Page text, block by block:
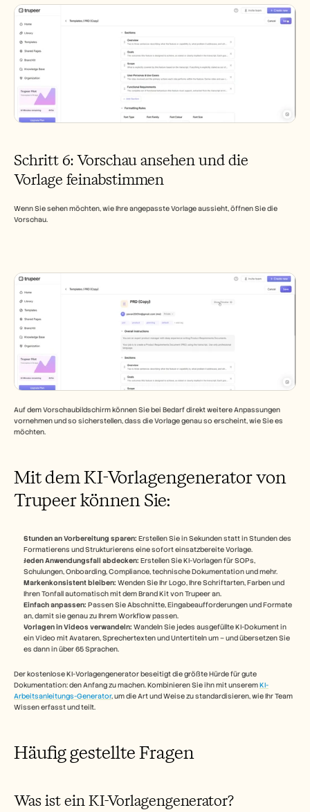
Schritt 6: Vorschau ansehen und die
Vorlage feinabstimmen
Wenn Sie sehen möchten, wie Ihre angepasste Vorlage aussieht, öffnen Sie die
Vorschau.
Auf dem Vorschaubildschirm können Sie bei Bedarf direkt weitere Anpassungen
vornehmen und so sicherstellen, dass die Vorlage genau so erscheint, wie Sie es
möchten.
Mit dem KI-Vorlagengenerator von
Trupeer können Sie:
Stunden an Vorbereitung sparen: Erstellen Sie in Sekunden statt in Stunden des
Formatierens und Strukturierens eine sofort einsatzbereite Vorlage.
Jeden Anwendungsfall abdecken: Erstellen Sie KI-Vorlagen für SOPs,
Schulungen, Onboarding, Compliance, technische Dokumentation und mehr.
Markenkonsistent bleiben: Wenden Sie Ihr Logo, Ihre Schriftarten, Farben und
Ihren Tonfall automatisch mit dem Brand Kit von Trupeer an.
Einfach anpassen: Passen Sie Abschnitte, Eingabeaufforderungen und Formate
an, damit sie genau zu Ihrem Workflow passen.
Vorlagen in Videos verwandeln: Wandeln Sie jedes ausgefüllte KI-Dokument in
ein Video mit Avataren, Sprechertexten und Untertiteln um – und übersetzen Sie
es dann in über 65 Sprachen.
Der kostenlose KI-Vorlagengenerator beseitigt die größte Hürde für gute
Dokumentation: den Anfang zu machen. Kombinieren Sie ihn mit unserem KI-
Arbeitsanleitungs-Generator, um die Art und Weise zu standardisieren, wie Ihr Team
Wissen erfasst und teilt.
Häufig gestellte Fragen
Was ist ein KI-Vorlagengenerator?